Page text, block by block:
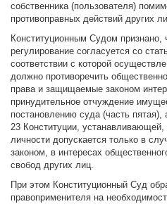
собственника (пользователя)
противоправных действий других
Конституционным Судом признано,
регулирование согласуется со
соответствии с которой
должно противоречить
права и защищаемые законом
принудительное отчуждение
постановлению суда (часть
23 Конституции, устанавливающей,
личности допускается только в
законом, в интересах
свобод других лиц.
При этом Конституционный Суд
правоприменителя на